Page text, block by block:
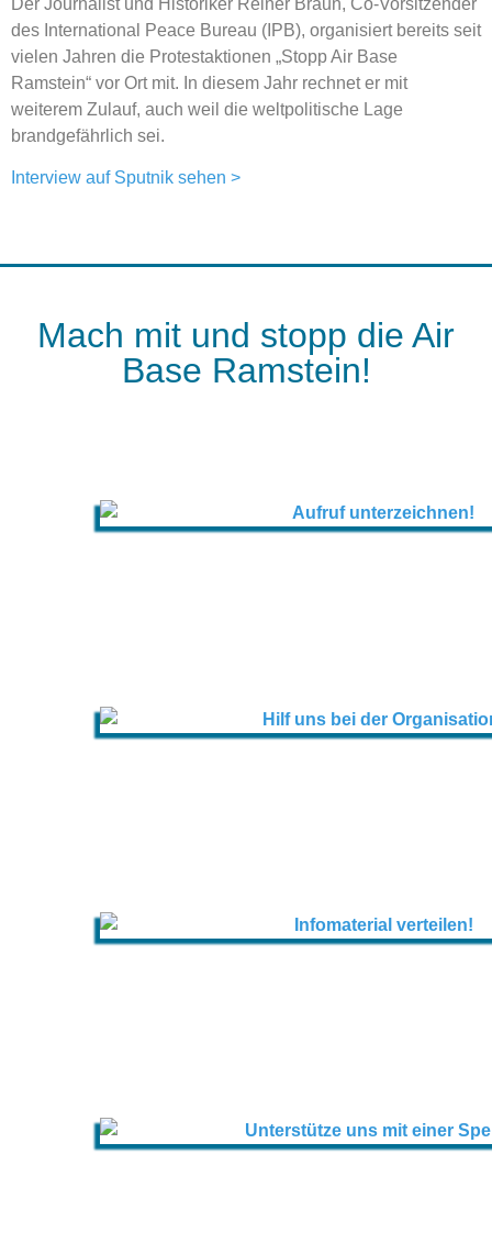
des International Peace Bureau (IPB), organisiert bereits seit
vielen Jahren die Protestaktionen „Stopp Air Base
Ramstein“ vor Ort mit. In diesem Jahr rechnet er mit
weiterem Zulauf, auch weil die weltpolitische Lage
brandgefährlich sei.
Interview auf Sputnik sehen >
Mach mit und stopp die Air
Base Ramstein!